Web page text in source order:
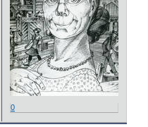
0